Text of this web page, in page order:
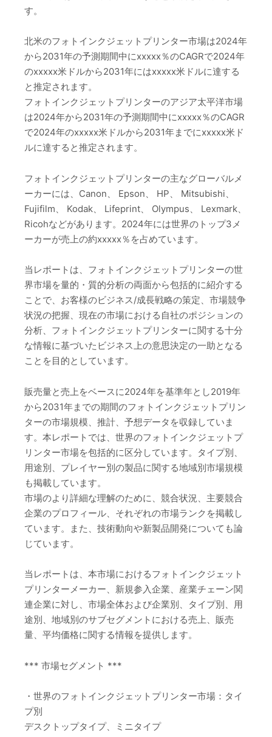
す。
北米のフォトインクジェットプリンター市場は2024年
から2031年の予測期間中にxxxxx％のCAGRで2024年
のxxxxx米ドルから2031年にはxxxxx米ドルに達する
と推定されます。
フォトインクジェットプリンターのアジア太平洋市場
は2024年から2031年の予測期間中にxxxxx％のCAGR
で2024年のxxxxx米ドルから2031年までにxxxxx米ド
ルに達すると推定されます。
フォトインクジェットプリンターの主なグローバルメ
ーカーには、Canon、 Epson、 HP、 Mitsubishi、
Fujifilm、 Kodak、 Lifeprint、 Olympus、 Lexmark、
Ricohなどがあります。2024年には世界のトップ3メ
ーカーが売上の約xxxxx％を占めています。
当レポートは、フォトインクジェットプリンターの世
界市場を量的・質的分析の両面から包括的に紹介する
ことで、お客様のビジネス/成長戦略の策定、市場競争
状況の把握、現在の市場における自社のポジションの
分析、フォトインクジェットプリンターに関する十分
な情報に基づいたビジネス上の意思決定の一助となる
ことを目的としています。
販売量と売上をベースに2024年を基準年とし2019年
から2031年までの期間のフォトインクジェットプリン
ターの市場規模、推計、予想データを収録していま
す。本レポートでは、世界のフォトインクジェットプ
リンター市場を包括的に区分しています。タイプ別、
用途別、プレイヤー別の製品に関する地域別市場規模
も掲載しています。
市場のより詳細な理解のために、競合状況、主要競合
企業のプロフィール、それぞれの市場ランクを掲載し
ています。また、技術動向や新製品開発についても論
じています。
当レポートは、本市場におけるフォトインクジェット
プリンターメーカー、新規参入企業、産業チェーン関
連企業に対し、市場全体および企業別、タイプ別、用
途別、地域別のサブセグメントにおける売上、販売
量、平均価格に関する情報を提供します。
*** 市場セグメント ***
・世界のフォトインクジェットプリンター市場：タイ
プ別
デスクトップタイプ、ミニタイプ